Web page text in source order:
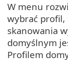
W menu
wybrać profil,
skanowania
domyślnym
Profilem